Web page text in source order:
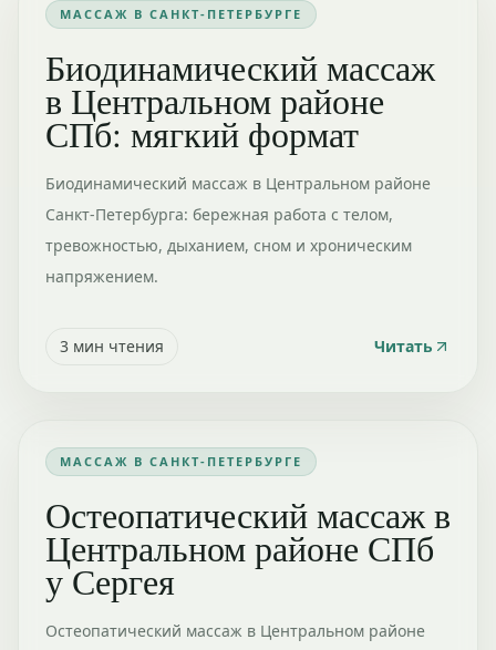
МАССАЖ В САНКТ-ПЕТЕРБУРГЕ
Биодинамический массаж
в Центральном районе
СПб: мягкий формат
Биодинамический массаж в Центральном районе
Санкт-Петербурга: бережная работа с телом,
тревожностью, дыханием, сном и хроническим
напряжением.
3 мин чтения Читать
МАССАЖ В САНКТ-ПЕТЕРБУРГЕ
Остеопатический массаж в
Центральном районе СПб
у Сергея
Остеопатический массаж в Центральном районе